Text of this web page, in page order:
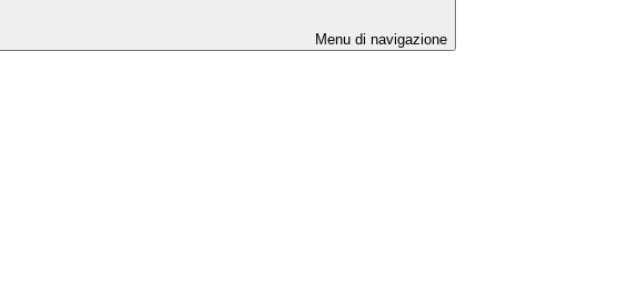
Menu di navigazione